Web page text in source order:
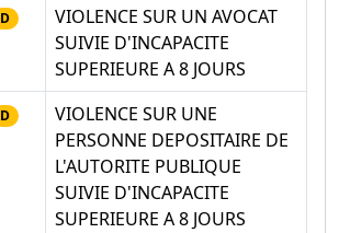
D
VIOLENCE SUR UN AVOCAT
SUIVIE D'INCAPACITE
SUPERIEURE A 8 JOURS
D
VIOLENCE SUR UNE
PERSONNE DEPOSITAIRE DE
L'AUTORITE PUBLIQUE
SUIVIE D'INCAPACITE
SUPERIEURE A 8 JOURS